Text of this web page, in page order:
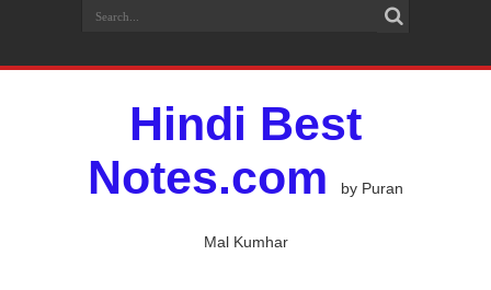
Hindi Best
Notes.com
by Puran
Mal Kumhar